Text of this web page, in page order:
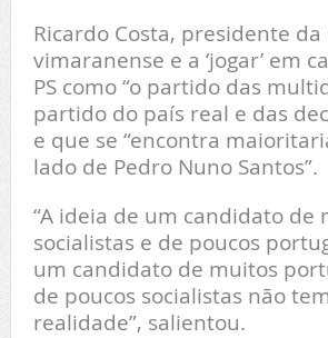
Ricardo Costa, presidente da
vimaranense e a ‘jogar’ em
PS como “o partido das
partido do país real e das
e que se “encontra
lado de Pedro Nuno Santos”.
“A ideia de um candidato de
socialistas e de poucos
um candidato de muitos
de poucos socialistas não
realidade”, salientou.